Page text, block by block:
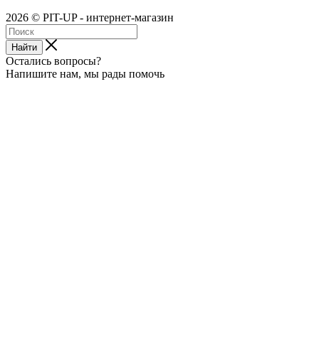
2026 © PIT-UP - интернет-магазин
Найти
Остались вопросы?
Напишите нам, мы рады помочь